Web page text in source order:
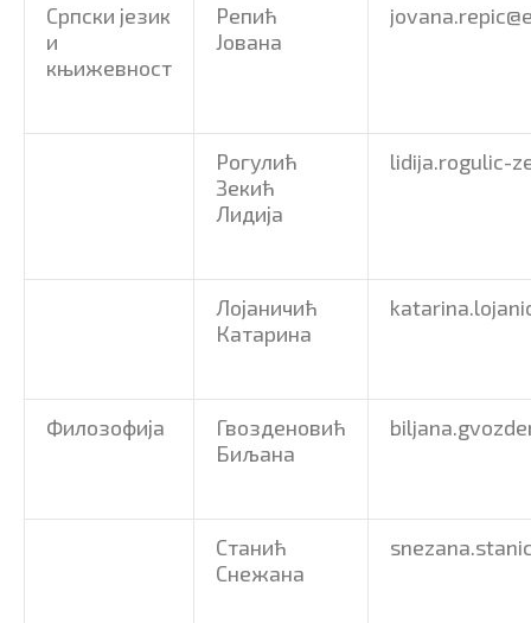
Српски језик
и
књижевност
Репић
Јована
Рогулић
Зекић
Лидија
lidija.rogulic-
Лојаничић
Катарина
Филозофија
Гвозденовић
Биљана
Станић
Снежана